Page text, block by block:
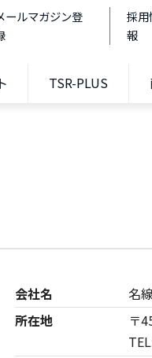
ールマガジン登
採用
報
TSR-PLUS
会社名
名
所在地
〒